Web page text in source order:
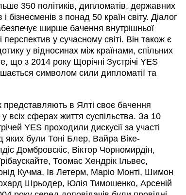
350 політиків, дипломатів, державних
і бізнесменів з понад 50 країн світу. Діалог
ширше бачення внутрішньої
і перспектив у сучасному світі. Він також є
у відносинах між країнами, спільних
що з 2014 року Щорічні Зустрічі YES
символом сили дипломатії та
представляють в Ялті своє бачення
у всіх сферах життя суспільства. За 10
YES проходили дискусії за участі
яких були Тоні Блер, Вайра Віке-
Домбровскіс, Віктор Чорномирдін,
Тоомас Хендрік Ільвес,
Кучма, Ів Летерм, Маріо Монті, Шимон
Шрьодер, Юлія Тимошенко, Арсеній